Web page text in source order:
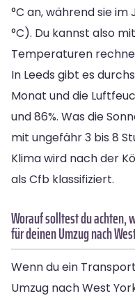
°C an, während sie im
°C). Du kannst also
Temperaturen
In Leeds gibt es
Monat und die
und 86%. Was die
mit ungefähr 3 bis 8
Klima wird nach der
als Cfb klassifiziert.
Worauf solltest du achten,
für deinen Umzug nach
Wenn du ein
Umzug nach West